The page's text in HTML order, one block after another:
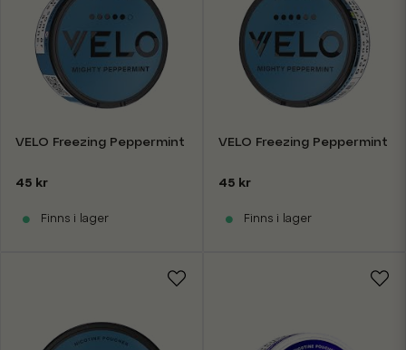
VELO Freezing Peppermint 14mg
45 kr
Finns i lager
VELO Freezing Peppermint
45 kr
Finns i lager